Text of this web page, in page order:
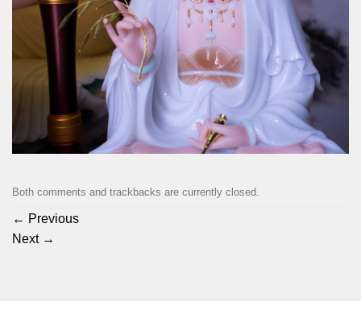
Both comments and trackbacks are currently closed.
← Previous
Next →